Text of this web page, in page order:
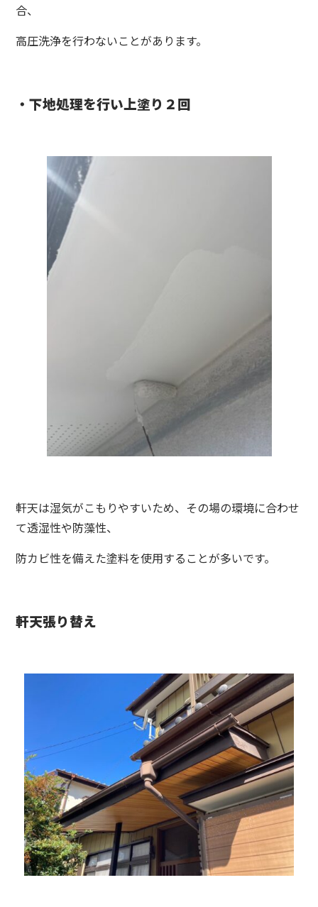
合、
高圧洗浄を行わないことがあります。
・下地処理を行い上塗り２回
軒天は湿気がこもりやすいため、その場の環境に合わせ
て透湿性や防藻性、
防カビ性を備えた塗料を使用することが多いです。
軒天張り替え